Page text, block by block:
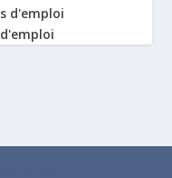
d'emploi